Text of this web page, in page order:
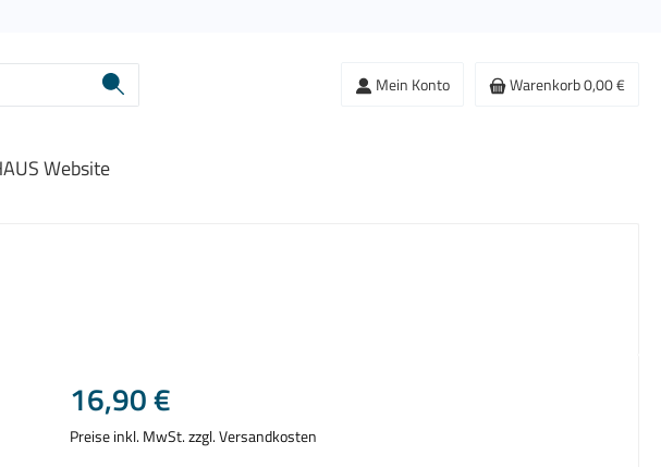
Mein Konto Warenkorb0,00 €
Website
Regulärer Preis:
16,90 €
Preise inkl. MwSt. zzgl. Versandkosten